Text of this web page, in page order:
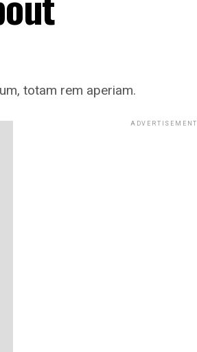
totam rem aperiam.
ADVERTISEMENT